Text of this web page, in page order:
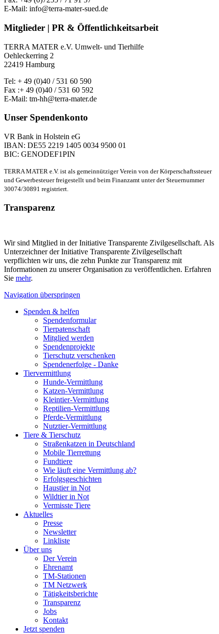
E-Mail: info@terra-mater-sued.de
Mitglieder | PR & Öffentlichkeitsarbeit
TERRA MATER e.V. Umwelt- und Tierhilfe
Oehleckerring 2
22419 Hamburg
Tel: + 49 (0)40 / 531 60 590
Fax :+ 49 (0)40 / 531 60 592
E-Mail: tm-hh@terra-mater.de
Unser Spendenkonto
VR Bank in Holstein eG
IBAN: DE55 2219 1405 0034 9500 01
BIC: GENODEF1PIN
TERRA MATER e.V. ist als gemeinnütziger Verein von der Körperschaftssteuer
und Gewerbesteuer freigestellt und beim Finanzamt unter der Steuernummer
30074/30891 registriert.
Transparenz
Wir sind Mitglied in der Initiative Transparente Zivilgesellschaft. Als
Unterzeichner der Initiative Transparente Zivilgesellschaft
verpflichten wir uns, die zehn Punkte zur Transparenz mit
Informationen zu unserer Organisation zu veröffentlichen. Erfahren
Sie mehr.
Navigation überspringen
Spenden & helfen
Spendenformular
Tierpatenschaft
Mitglied werden
Spendenprojekte
Tierschutz verschenken
Spendenerfolge - Danke
Tiervermittlung
Hunde-Vermittlung
Katzen-Vermittlung
Kleintier-Vermittlung
Reptilien-Vermittlung
Pferde-Vermittlung
Nutztier-Vermittlung
Tiere & Tierschutz
Straßenkatzen in Deutschland
Mobile Tierrettung
Fundtiere
Wie läuft eine Vermittlung ab?
Erfolgsgeschichten
Haustier in Not
Wildtier in Not
Vermisste Tiere
Aktuelles
Presse
Newsletter
Linkliste
Über uns
Der Verein
Ehrenamt
TM-Stationen
TM Netzwerk
Tätigkeitsberichte
Transparenz
Jobs
Kontakt
Jetzt spenden